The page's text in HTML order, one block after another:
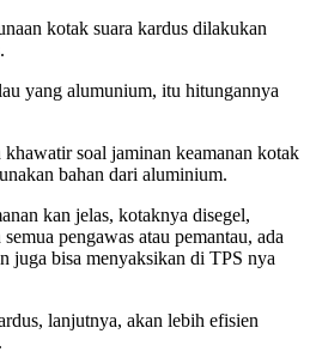
kotak suara kardus dilakukan
yang alumunium, itu hitungannya
soal jaminan keamanan kotak
bahan dari aluminium.
kan jelas, kotaknya disegel,
pengawas atau pemantau, ada
juga bisa menyaksikan di TPS nya
lanjutnya, akan lebih efisien